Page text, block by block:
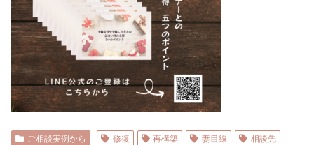
ご相談実例から 修復 再構築 妻目線 相談先